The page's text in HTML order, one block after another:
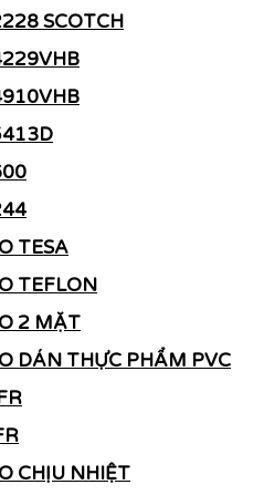
SCOTCH
TESA
TEFLON
2 MẶT
DÁN THỰC PHẨM PVC
CHỊU NHIỆT